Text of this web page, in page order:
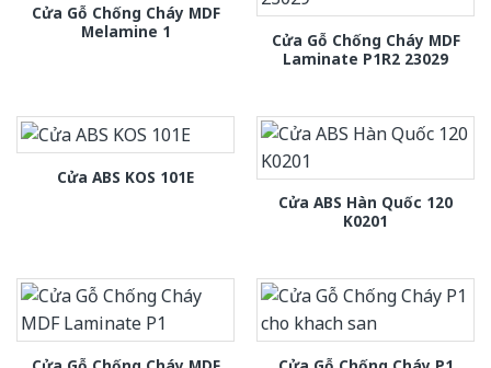
Cửa Gỗ Chống Cháy MDF
Melamine 1
Cửa Gỗ Chống Cháy MDF
Laminate P1R2 23029
Cửa ABS KOS 101E
Cửa ABS Hàn Quốc 120
K0201